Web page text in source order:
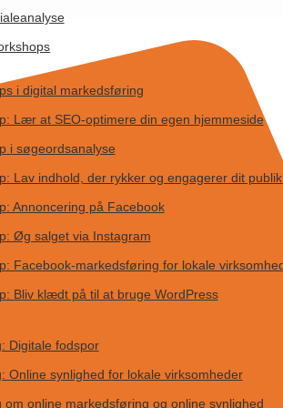
i digital markedsføring
Lær at SEO-optimere din egen hjemmeside
i søgeordsanalyse
Lav indhold, der rykker og engagerer dit
Annoncering på Facebook
Øg salget via Instagram
Facebook-markedsføring for lokale
Bliv klædt på til at bruge WordPress
Digitale fodspor
Online synlighed for lokale virksomheder
om online markedsføring og online synlighed